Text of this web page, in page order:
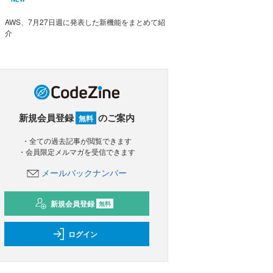
AWS、7月27日週に発表した新機能をまとめて紹
介
新規会員登録 無料 のご案内
・全ての過去記事が閲覧できます
・会員限定メルマガを受信できます
メールバックナンバー
新規会員登録 無料
ログイン